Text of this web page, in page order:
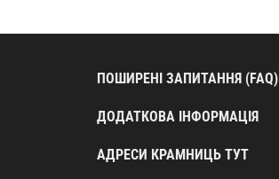
ПОШИРЕНІ ЗАПИТАННЯ (FAQ)
ДОДАТКОВА ІНФОРМАЦІЯ
АДРЕСИ КРАМНИЦЬ ТУТ